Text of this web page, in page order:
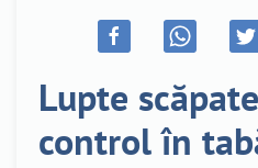
Lupte
control în